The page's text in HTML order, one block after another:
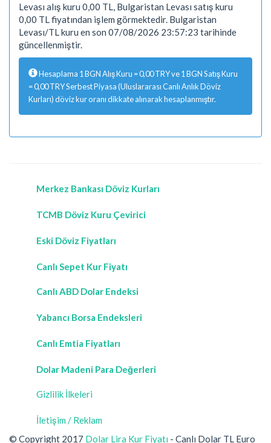
Levası alış kuru 0,00 TL, Bulgaristan Levası satış kuru
0,00 TL fiyatından işlem görmektedir. Bulgaristan
Levası/TL kuru en son 07/08/2026 23:57:23 tarihinde
güncellenmiştir.
Hesaplama 1 BGN Alış Kuru = 0,00 TRY ve 1 BGN Satış Kuru
= 0,00 TRY Serbest Piyasa (Uluslararası Canlı Anlık Döviz
Kurları) döviz kur oranı dikkate alınarak hesaplanmıştır.
Merkez Bankası Döviz Kurları
TCMB Döviz Kuru Çevirici
Eski Döviz Fiyatları
Canlı Sepet Kur Fiyatı
Canlı ABD Dolar Endeksi
Yabancı Borsa Endeksleri
Canlı Emtia Fiyatları
Dolar Madeni Para Değerleri
Gizlilik İlkeleri
İletişim / Reklam
© Copyright 2017 Dolar Lira Kur Fiyatı - Canlı Dolar TL Euro